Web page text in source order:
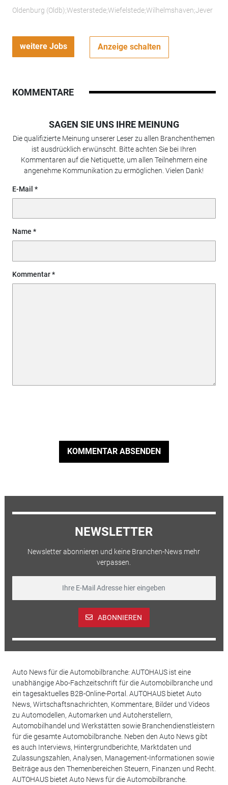
Oldenburg (Oldb);Westerstede;Wiefelstede;Wilhelmshaven;Jever
weitere Jobs Anzeige schalten
KOMMENTARE
SAGEN SIE UNS IHRE MEINUNG
Die qualifizierte Meinung unserer Leser zu allen Branchenthemen
ist ausdrücklich erwünscht. Bitte achten Sie bei Ihren
Kommentaren auf die Netiquette, um allen Teilnehmern eine
angenehme Kommunikation zu ermöglichen. Vielen Dank!
E-Mail
Name
Kommentar
KOMMENTAR ABSENDEN
NEWSLETTER
Newsletter abonnieren und keine Branchen-News mehr
verpassen.
ABONNIEREN
Auto News für die Automobilbranche: AUTOHAUS ist eine
unabhängige Abo-Fachzeitschrift für die Automobilbranche und
ein tagesaktuelles B2B-Online-Portal. AUTOHAUS bietet Auto
News, Wirtschaftsnachrichten, Kommentare, Bilder und Videos
zu Automodellen, Automarken und Autoherstellern,
Automobilhandel und Werkstätten sowie Branchendienstleistern
für die gesamte Automobilbranche. Neben den Auto News gibt
es auch Interviews, Hintergrundberichte, Marktdaten und
Zulassungszahlen, Analysen, Management-Informationen sowie
Beiträge aus den Themenbereichen Steuern, Finanzen und Recht.
AUTOHAUS bietet Auto News für die Automobilbranche.